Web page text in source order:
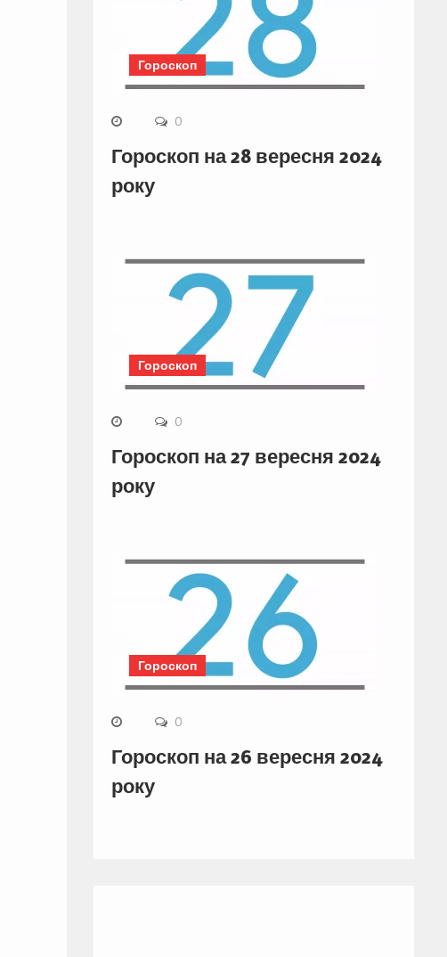
Гороскоп
0
Гороскоп на 28 вересня 2024
року
Гороскоп
0
Гороскоп на 27 вересня 2024
року
Гороскоп
0
Гороскоп на 26 вересня 2024
року